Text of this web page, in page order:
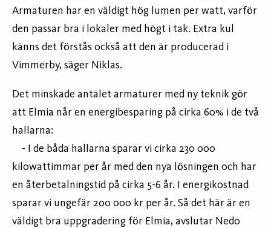
Armaturen har en väldigt hög lumen per watt, varför
den passar bra i lokaler med högt i tak. Extra kul
känns det förstås också att den är producerad i
Vimmerby, säger Niklas.
Det minskade antalet armaturer med ny teknik gör
att Elmia når en energibesparing på cirka 60% i de två
hallarna:
- I de båda hallarna sparar vi cirka 230 000
kilowattimmar per år med den nya lösningen och har
en återbetalningstid på cirka 5-6 år. I energikostnad
sparar vi ungefär 200 000 kr per år. Så det här är en
väldigt bra uppgradering för Elmia, avslutar Nedo